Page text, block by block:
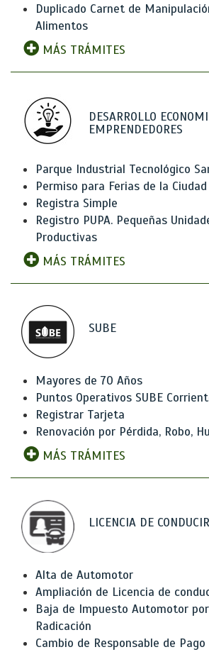
Duplicado Carnet de
Alimentos
MÁS TRÁMITES
DESARROLLO
EMPRENDEDORES
Parque Industrial Tecnológico
Permiso para Ferias de la Ciudad
Registra Simple
Registro PUPA. Pequeñas
Productivas
MÁS TRÁMITES
SUBE
Mayores de 70 Años
Puntos Operativos SUBE
Registrar Tarjeta
Renovación por Pérdida, Robo,
MÁS TRÁMITES
LICENCIA DE CONDUCIR
Alta de Automotor
Ampliación de Licencia de
Baja de Impuesto Automotor
Radicación
Cambio de Responsable de